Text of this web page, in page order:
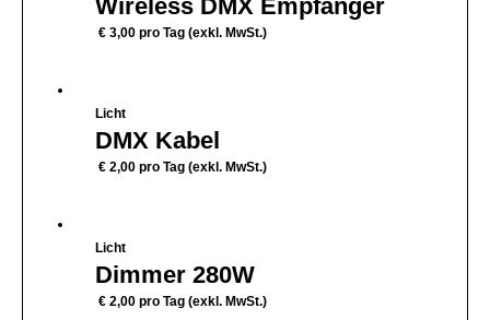
Wireless DMX Empfänger
€ 3,00 pro Tag (exkl. MwSt.)
Licht
DMX Kabel
€ 2,00 pro Tag (exkl. MwSt.)
Licht
Dimmer 280W
€ 2,00 pro Tag (exkl. MwSt.)